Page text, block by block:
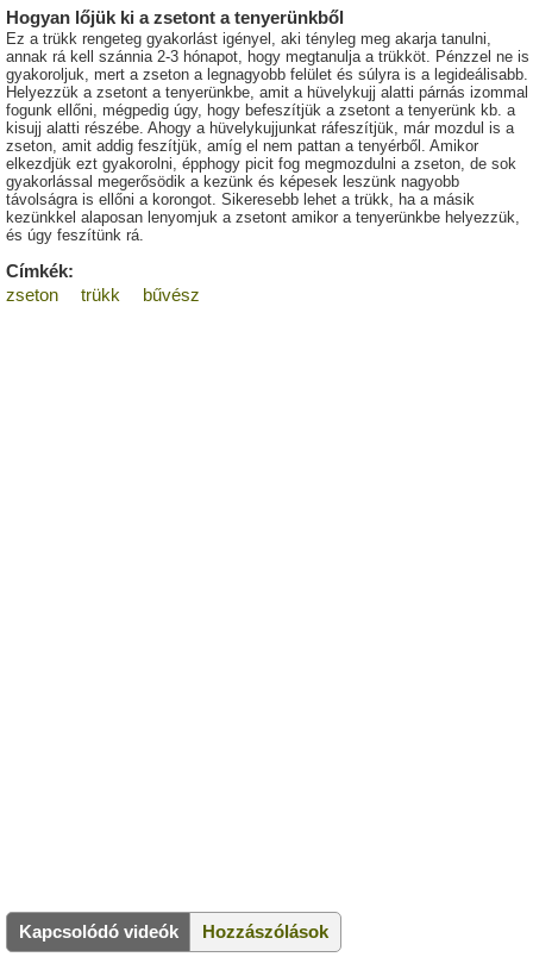
Hogyan lőjük ki a zsetont a tenyerünkből
Ez a trükk rengeteg gyakorlást igényel, aki tényleg meg akarja tanulni,
annak rá kell szánnia 2-3 hónapot, hogy megtanulja a trükköt. Pénzzel ne is
gyakoroljuk, mert a zseton a legnagyobb felület és súlyra is a legideálisabb.
Helyezzük a zsetont a tenyerünkbe, amit a hüvelykujj alatti párnás izommal
fogunk ellőni, mégpedig úgy, hogy befeszítjük a zsetont a tenyerünk kb. a
kisujj alatti részébe. Ahogy a hüvelykujjunkat ráfeszítjük, már mozdul is a
zseton, amit addig feszítjük, amíg el nem pattan a tenyérből. Amikor
elkezdjük ezt gyakorolni, épphogy picit fog megmozdulni a zseton, de sok
gyakorlással megerősödik a kezünk és képesek leszünk nagyobb
távolságra is ellőni a korongot. Sikeresebb lehet a trükk, ha a másik
kezünkkel alaposan lenyomjuk a zsetont amikor a tenyerünkbe helyezzük,
és úgy feszítünk rá.
Címkék:
zseton
trükk bűvész
Kapcsolódó videók Hozzászólások